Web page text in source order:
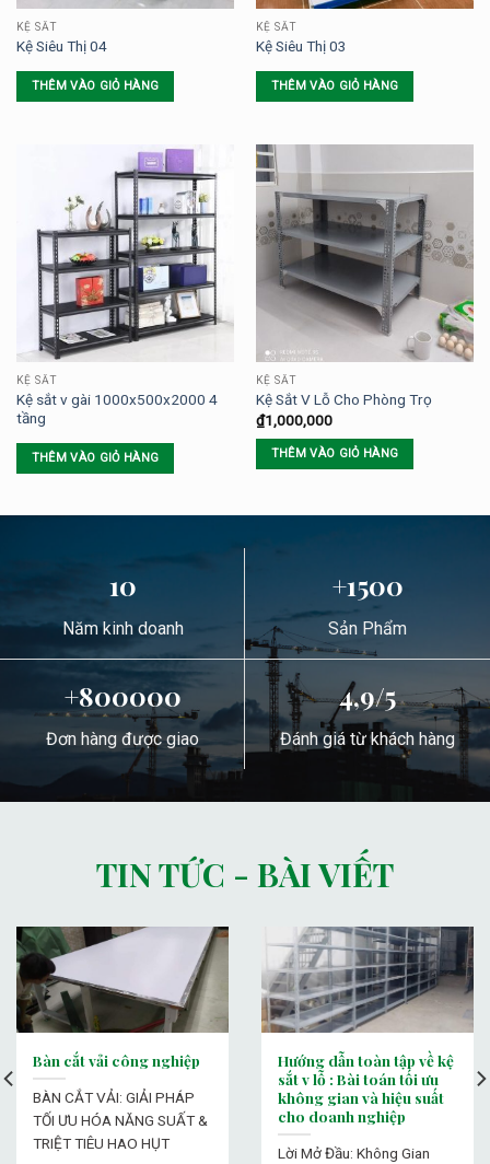
KỆ SẮT
Kệ Siêu Thị 04
THÊM VÀO GIỎ HÀNG
KỆ SẮT
Kệ Siêu Thị 03
THÊM VÀO GIỎ HÀNG
KỆ SẮT
Kệ sắt v gài 1000x500x2000 4
tầng
THÊM VÀO GIỎ HÀNG
KỆ SẮT
Kệ Sắt V Lỗ Cho Phòng Trọ
₫1,000,000
THÊM VÀO GIỎ HÀNG
10
Năm kinh doanh
+1500
Sản Phẩm
+800000
Đơn hàng được giao
4,9/5
Đánh giá từ khách hàng
TIN TỨC - BÀI VIẾT
Bàn cắt vải công nghiệp
BÀN CẮT VẢI: GIẢI PHÁP
TỐI ƯU HÓA NĂNG SUẤT &
TRIỆT TIÊU HAO HỤT
Hướng dẫn toàn tập về kệ
sắt v lỗ : Bài toán tối ưu
không gian và hiệu suất
cho doanh nghiệp
Lời Mở Đầu: Không Gian